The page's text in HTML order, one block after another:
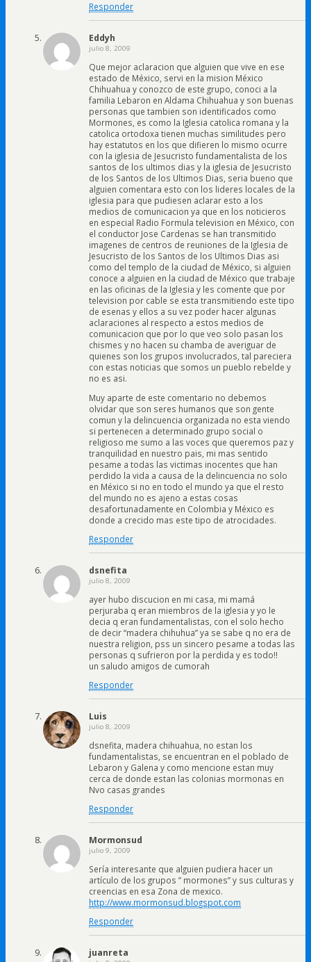
Responder
Eddyh
julio 8, 2009
Que mejor aclaracion que alguien que vive en ese
estado de México, servi en la mision México
Chihuahua y conozco de este grupo, conoci a la
familia Lebaron en Aldama Chihuahua y son buenas
personas que tambien son identificados como
Mormones, es como la Iglesia catolica romana y la
catolica ortodoxa tienen muchas similitudes pero
hay estatutos en los que difieren lo mismo ocurre
con la iglesia de Jesucristo fundamentalista de los
santos de los ultimos dias y la iglesia de Jesucristo
de los Santos de los Ultimos Dias, seria bueno que
alguien comentara esto con los lideres locales de la
iglesia para que pudiesen aclarar esto a los
medios de comunicacion ya que en los noticieros
en especial Radio Formula television en México, con
el conductor Jose Cardenas se han transmitido
imagenes de centros de reuniones de la Iglesia de
Jesucristo de los Santos de los Ultimos Dias asi
como del templo de la ciudad de México, si alguien
conoce a alguien en la ciudad de México que trabaje
en las oficinas de la Iglesia y les comente que por
television por cable se esta transmitiendo este tipo
de esenas y ellos a su vez poder hacer algunas
aclaraciones al respecto a estos medios de
comunicacion que por lo que veo solo pasan los
chismes y no hacen su chamba de averiguar de
quienes son los grupos involucrados, tal pareciera
con estas noticias que somos un pueblo rebelde y
no es asi.
Muy aparte de este comentario no debemos
olvidar que son seres humanos que son gente
comun y la delincuencia organizada no esta viendo
si pertenecen a determinado grupo social o
religioso me sumo a las voces que queremos paz y
tranquilidad en nuestro pais, mi mas sentido
pesame a todas las victimas inocentes que han
perdido la vida a causa de la delincuencia no solo
en México si no en todo el mundo ya que el resto
del mundo no es ajeno a estas cosas
desafortunadamente en Colombia y México es
donde a crecido mas este tipo de atrocidades.
Responder
dsnefita
julio 8, 2009
ayer hubo discucion en mi casa, mi mamá
perjuraba q eran miembros de la iglesia y yo le
decia q eran fundamentalistas, con el solo hecho
de decir “madera chihuhua” ya se sabe q no era de
nuestra religion, pss un sincero pesame a todas las
personas q sufrieron por la perdida y es todo!!
un saludo amigos de cumorah
Responder
Luis
julio 8, 2009
dsnefita, madera chihuahua, no estan los
fundamentalistas, se encuentran en el poblado de
Lebaron y Galena y como mencione estan muy
cerca de donde estan las colonias mormonas en
Nvo casas grandes
Responder
Mormonsud
julio 9, 2009
Sería interesante que alguien pudiera hacer un
artículo de los grupos ” mormones” y sus culturas y
creencias en esa Zona de mexico.
http://www.mormonsud.blogspot.com
Responder
juanreta